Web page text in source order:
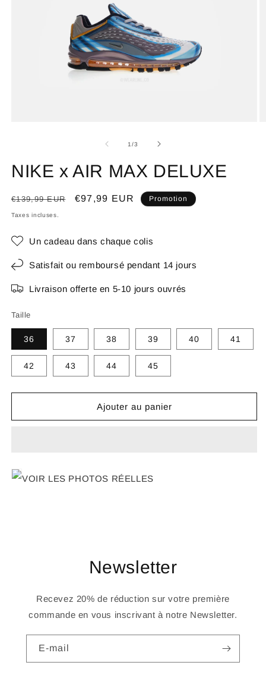
1/de
3
NIKE x AIR MAX DELUXE
Prix
habituel
€139,99 EUR
Prix
€97,99 EUR Promotion
Taxes incluses.
Un cadeau dans chaque colis
Satisfait ou remboursé pendant 14 jours
Livraison offerte en 5-10 jours ouvrés
Taille
36 37 38 39 40 41
42 43 44 45
Ajouter au panier
VOIR LES PHOTOS RÉELLES
Newsletter
Recevez 20% de réduction sur votre première
commande en vous inscrivant à notre Newsletter.
E-mail